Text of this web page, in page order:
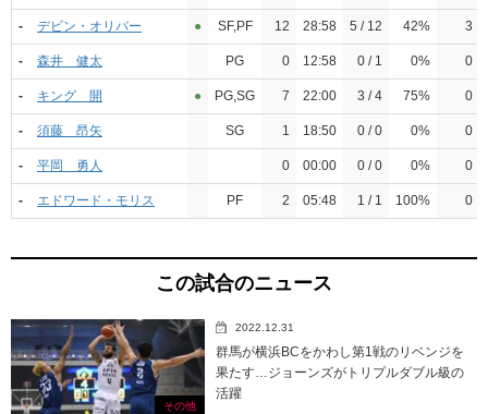
- デビン・オリバー ●︎ SF,PF 12 28:58 5 / 12 42% 3
- 森井 健太 PG 0 12:58 0 / 1 0% 0
- キング 開 ●︎ PG,SG 7 22:00 3 / 4 75% 0
- 須藤 昂矢 SG 1 18:50 0 / 0 0% 0
- 平岡 勇人 0 00:00 0 / 0 0% 0
- エドワード・モリス PF 2 05:48 1 / 1 100% 0
この試合のニュース
その他
2022.12.31
群馬が横浜BCをかわし第1戦のリベンジを
果たす…ジョーンズがトリプルダブル級の
活躍